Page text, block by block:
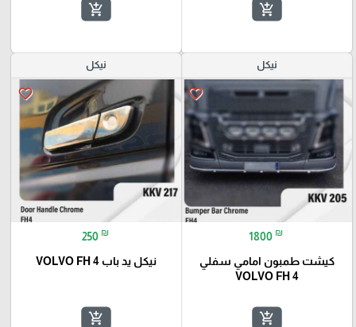
add_shopping_cart
add_shopping_cart
نيكل
favorite_border
1800 ₪
كيشت طمبون امامي سفلي
VOLVO FH 4
add_shopping_cart
نيكل
favorite_border
250 ₪
نيكل يد باب VOLVO FH 4
add_shopping_cart